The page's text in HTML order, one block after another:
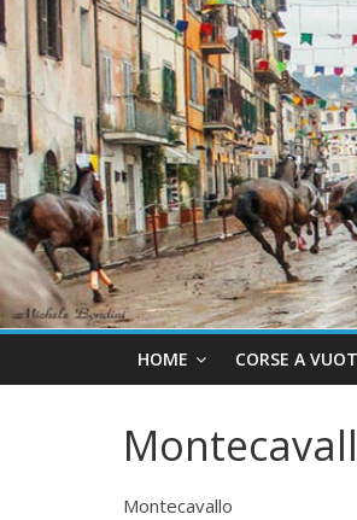
HOME CORSE A
Montecavallo